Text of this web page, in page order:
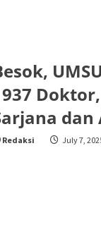
dan
Redaksi July 7,